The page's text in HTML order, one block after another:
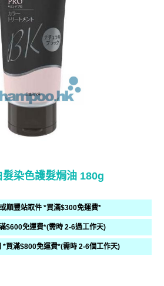
染色護髮焗油 180g
順豐站取件 *買滿$300免運費*
$600免運費*(需時 2-6過工作天)
*買滿$800免運費*(需時 2-6個工作天)